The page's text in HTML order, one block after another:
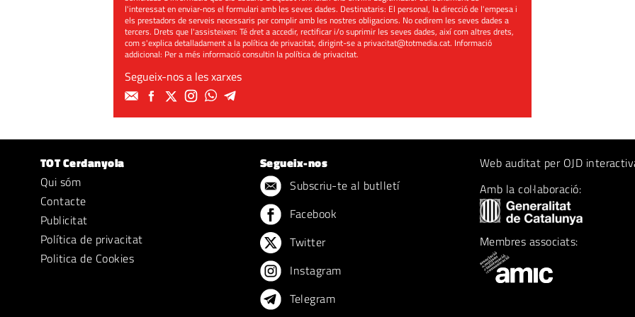
l'interessat en enviar-nos el formulari amb les seves dades. Destinataris: El personal, la direcció de l'empesa i
els prestadors de serveis necessaris per complir amb les nostres obligacions. No cedirem les seves dades a
tercers. Drets que l'assisteixen: Té dret a accedir, rectificar i/o suprimir les seves dades, així com altres drets,
com s'explica detalladament a la política de privacitat, dirigint-se aprivacitat@totmedia.cat. Informació
addicional: Per a més informació consultin lapolítica de privacitat.
Segueix-nos a les xarxes
TOT Cerdanyola
Qui sóm
Contacte
Publicitat
Política de privacitat
Politica de Cookies
Segueix-nos
Subscriu-te al butlletí
Facebook
Twitter
Instagram
Telegram
Web auditat per OJD
Amb la col·laboració:
Membres associats: